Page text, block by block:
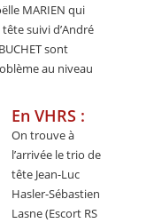
MARIEN qui
suivi d’André
sont
au niveau
En VHRS :
On trouve à
l’arrivée le trio de
tête Jean-Luc
Hasler-Sébastien
Lasne (Escort RS